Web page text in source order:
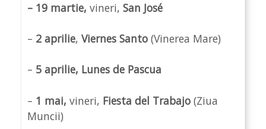
– 19 martie, vineri, San José
– 2 aprilie, Viernes Santo (Vinerea Mare)
– 5 aprilie, Lunes de Pascua
– 1 mai, vineri, Fiesta del Trabajo (Ziua
Muncii)